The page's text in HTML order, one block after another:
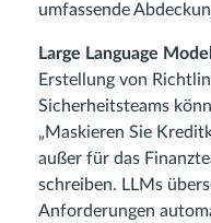
umfassende
Large Language
Erstellung von
Sicherheitsteams
„Maskieren Sie
außer für das
schreiben. LLMs
Anforderungen